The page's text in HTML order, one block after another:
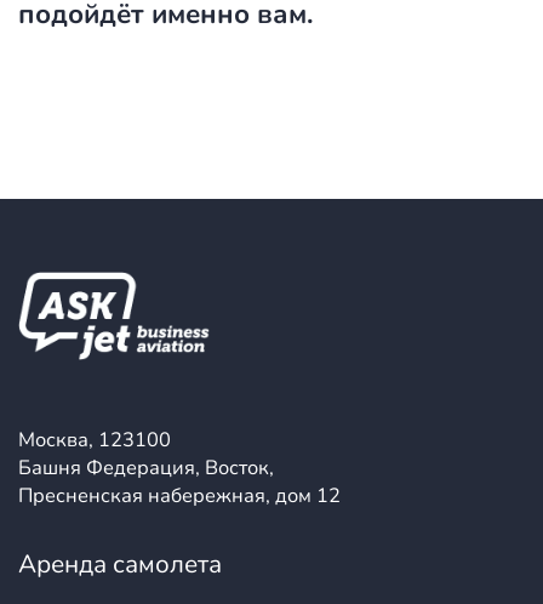
подойдёт именно вам.
Москва, 123100
Башня Федерация, Восток,
Пресненская набережная, дом 12
Аренда самолета